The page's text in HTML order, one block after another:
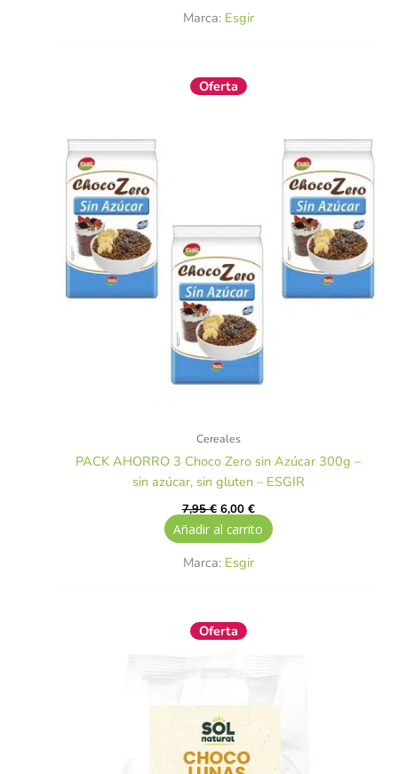
Marca: Esgir
Oferta
Cereales
PACK AHORRO 3 Choco Zero sin Azúcar 300g –
sin azúcar, sin gluten – ESGIR
7,95€
El
precio
6,00 €
6,00 €.
Añadir al carrito
Marca: Esgir
Oferta
El
precio
es: